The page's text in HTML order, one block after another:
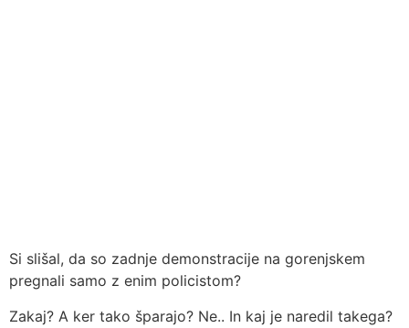
Si slišal, da so zadnje demonstracije na gorenjskem
pregnali samo z enim policistom?
Zakaj? A ker tako šparajo? Ne.. In kaj je naredil takega?